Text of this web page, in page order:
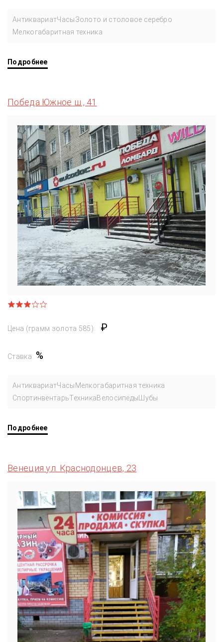
АнтиквариатЧасыЗолото и столовое серебро
Мелкогабаритная техника
Подробнее
Победа Южное ш., 41
Цена (грамм золота 585): ₽
Ставка: %
АнтиквариатЧасы Мелкогабаритная техника
СпортинвентарьТехникаВелосипеды Шубы
Подробнее
Венеция ул. Краснодонцев, 23